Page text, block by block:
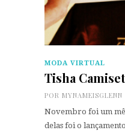
MODA VIRTUAL
Tisha
POR MYNAMEISGLENN
Novembro foi um
delas foi o